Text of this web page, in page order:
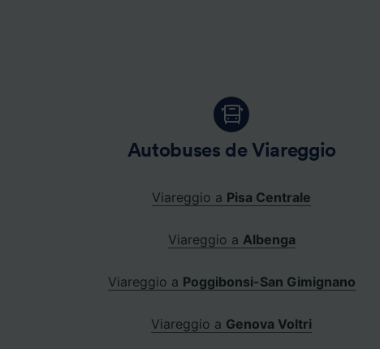
Autobuses de Viareggio
Viareggio a Pisa Centrale
Viareggio a Albenga
Viareggio a Poggibonsi-San Gimignano
Viareggio a Genova Voltri